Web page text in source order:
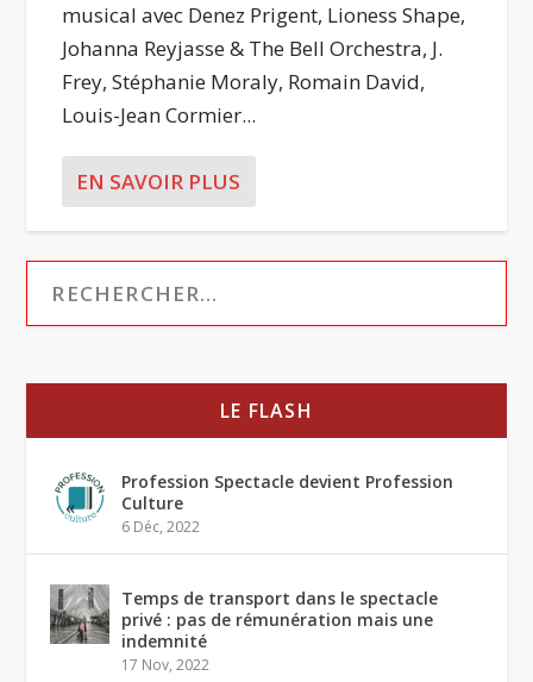
musical avec Denez Prigent, Lioness Shape,
Johanna Reyjasse & The Bell Orchestra, J.
Frey, Stéphanie Moraly, Romain David,
Louis-Jean Cormier...
EN SAVOIR PLUS
LE FLASH
Profession Spectacle devient Profession
Culture
6 Déc, 2022
Temps de transport dans le spectacle
privé : pas de rémunération mais une
indemnité
17 Nov, 2022